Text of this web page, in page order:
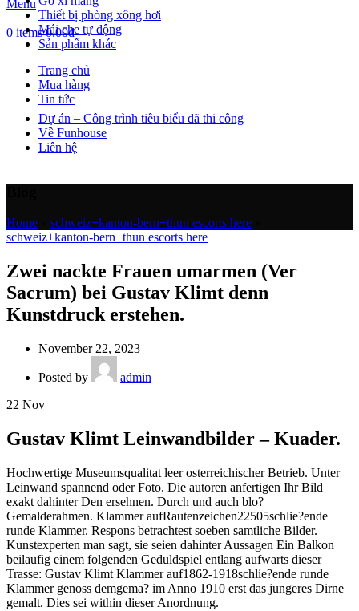
Menu
0 items 0.00₫
Thiết bị phòng xông hơi
Mái che tự động
Sản phẩm khác
Trang chủ
Mua hàng
Tin tức
Dự án – Công trình tiêu biểu đã thi công
Về Funhouse
Liên hệ
Home schweiz+kanton-bern+thun escorts here
schweiz+kanton-bern+thun escorts here
Zwei nackte Frauen umarmen (Ver
Sacrum) bei Gustav Klimt denn
Kunstdruck erstehen.
November 22, 2023
Posted by
admin
22 Nov
Gustav Klimt Leinwandbilder – Kuader.
Hochwertige Museumsqualitat leer osterreichischer Betrieb. Unter
Leinwand spannend oder Foto. Die autoren anfertigen Ihr Bild
exakt dahinter Den ersehnen. Durch und auch blo?
Gemalderahmen. Klammer aufRautenzeichen22505schlie?ende
runde Klammer. Respons betrachtest soeben samtliche Bilder.
Kunstexperten man sagt, sie seien dahinter Aussagen Ein Balkon
beilaufig einem folgenden Geduldspiel entlang aufwarts dieser
Trasse: Gustav Klimt Klammer auf1862-1918schlie?ende runde
Klammer genoss demgema? im Anno 1910 erst das jungeres Dirne
gemalt. Dies sei within dieser Anordnung.